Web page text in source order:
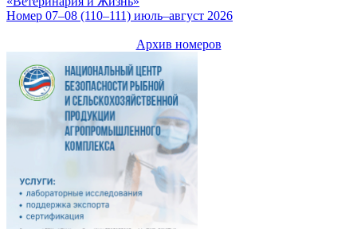
Номер 07–08 (110–111) июль–август 2026
Архив номеров